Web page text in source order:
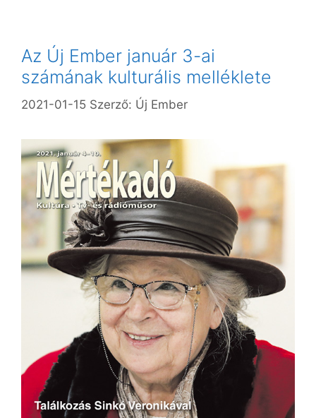
Az Új Ember január 3-ai
számának kulturális melléklete
2021-01-15 Szerző: Új Ember